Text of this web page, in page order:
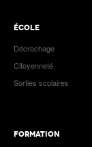
ÉCOLE
Décrochage
Citoyenneté
Sorties scolaires
FORMATION